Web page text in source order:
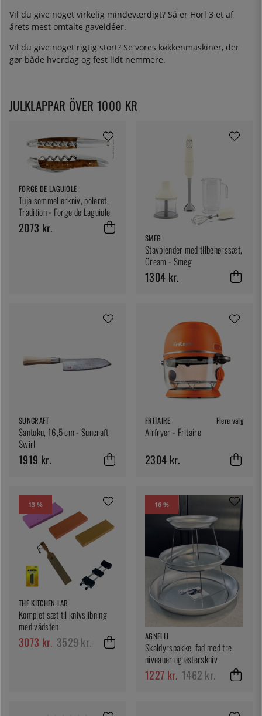
Vil du give noget virkelig mindeværdigt? Så er Horl 3 et af
årets mest omtalte gaveidéer.
Vil du give noget rigtig stort? Se vores køkkenmaskiner, der
gør både hverdag og fest lidt nemmere.
JULKLAPPAR ÖVER 1000 KR
FORGE DE LAGUIOLE
Tuja sommelierkniv, poleret,
Tradition - Forge de Laguiole
2073 kr.
SMEG
Stavblender med tilbehørssæt,
Cream - Smeg
1304 kr.
SUNCRAFT
Santoku, 16,5 cm - Suncraft
Swirl
1919 kr.
FRITAIRE Flere valg
Airfryer - Fritaire
2304 kr.
13 %
THE KITCHEN LAB
Komplet sæt til knivslibning
med vådsten
3073 kr. 3529 kr.
16 %
AGNELLI
Skaldyrspakke, fad med tre
niveauer og østerskniv
1227 kr. 1462 kr.